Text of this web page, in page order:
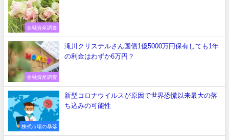
金融資産調査
金融資産調査
滝川クリステルさん国債1億5000万円保有しても1年
の利金はわずか6万円？
株式市場の暴落
新型コロナウイルスが原因で世界恐慌以来最大の落
ち込みの可能性